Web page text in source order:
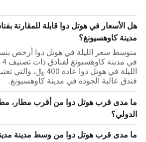
مدينة كاوهسيونغ؟
الليلة في هوتل دوا
فندق عالية الجودة في مدينة كاوهسيونغ.
ما مدى قرب هوتل دوا من أقرب مطار،
الدولي؟
ما مدى قرب هوتل دوا من وسط مدينة